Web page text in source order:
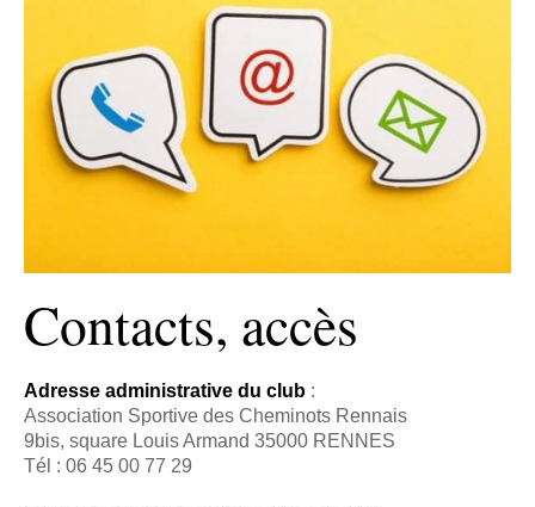
Contacts, accès
Adresse administrative du club :
Association Sportive des Cheminots Rennais
9bis, square Louis Armand 35000 RENNES
Tél : 06 45 00 77 29